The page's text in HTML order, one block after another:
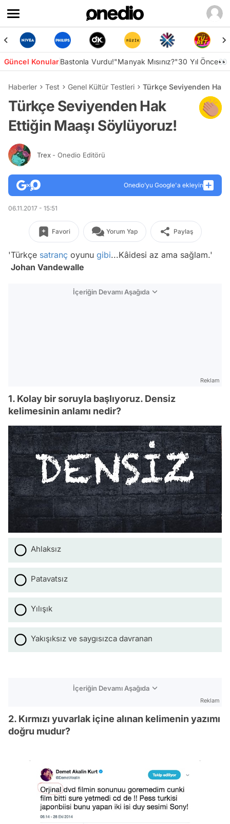
Güncel KonularBastonla Vurdu!"Manyak Mısınız?"30 Yıl Önce👀
Haberler Test Genel Kültür Testleri Türkçe Seviyenden Hak
Türkçe Seviyenden Hak
Ettiğin Maaşı Söylüyoruz!
Trex - Onedio Editörü
Onedio’yu Google'a ekleyin
06.11.2017 - 15:51
Favori Yorum Yap Paylaş
'Türkçe satranç oyunu gibi...Kâidesi az ama sağlam.'
Johan Vandewalle
İçeriğin Devamı Aşağıda
Reklam
1. Kolay bir soruyla başlıyoruz. Densiz
kelimesinin anlamı nedir?
Ahlaksız
Patavatsız
Yılışık
Yakışıksız ve saygısızca davranan
İçeriğin Devamı Aşağıda
Reklam
2. Kırmızı yuvarlak içine alınan kelimenin yazımı
doğru mudur?